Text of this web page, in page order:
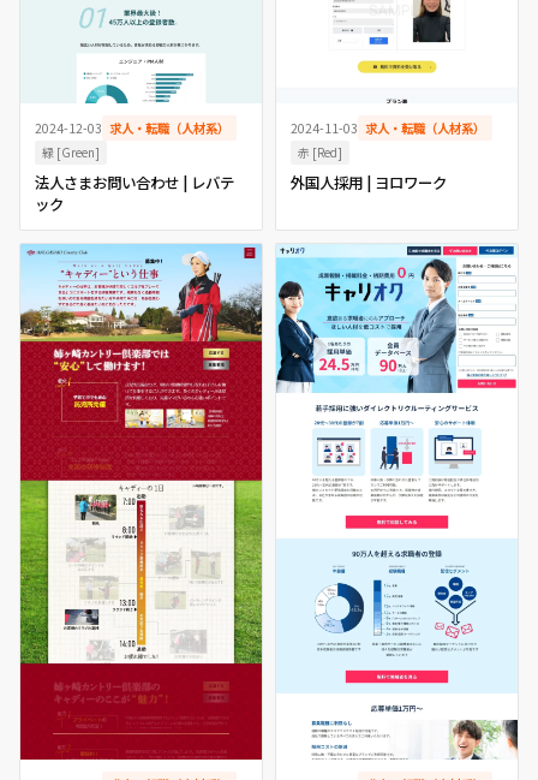
2024-12-03 求人・転職（人材系）
緑 [Green]
法人さまお問い合わせ | レバテ
ック
2024-11-03 求人・転職（人材系）
赤 [Red]
外国人採用 | ヨロワーク